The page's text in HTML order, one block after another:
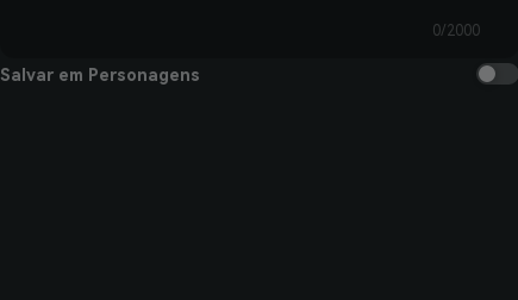
0/2000
Salvar em Personagens